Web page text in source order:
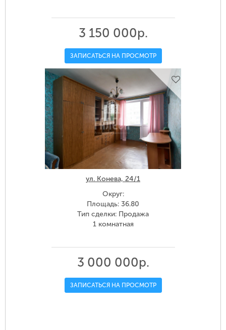
3 150 000р.
ЗАПИСАТЬСЯ НА ПРОСМОТР
ул. Конева, 24/1
Округ:
Площадь: 36.80
Тип сделки: Продажа
1 комнатная
3 000 000р.
ЗАПИСАТЬСЯ НА ПРОСМОТР